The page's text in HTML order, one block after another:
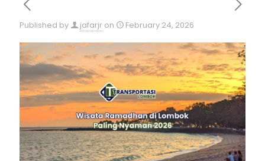
Published by jafarjr on February 24, 2026